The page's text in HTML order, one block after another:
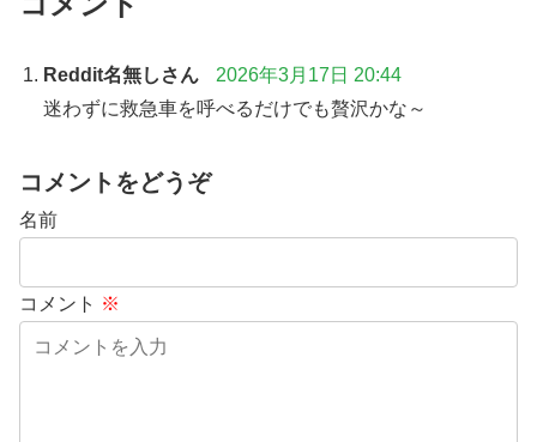
Reddit名無しさん
2026年3月17日 20:44
迷わずに救急車を呼べるだけでも贅沢かな～
コメントをどうぞ
名前
コメント ※